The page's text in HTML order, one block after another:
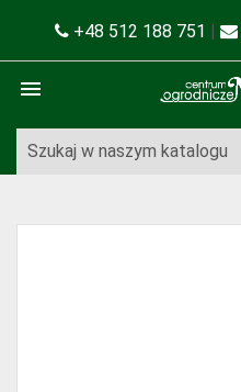
+48 512 188 751 |
